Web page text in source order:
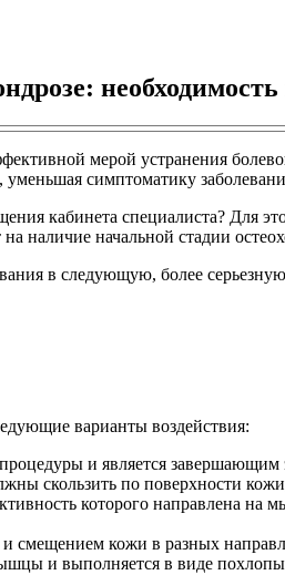
мерой устранения
симптоматику
кабинета специалиста? Для
наличие начальной стадии
в следующую, более
варианты воздействия:
и является
скользить по поверхности
которого направлена
и смещением кожи в разных
и выполняется в виде